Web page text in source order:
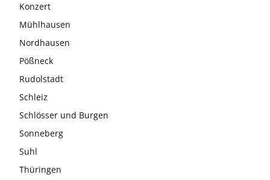
Konzert
Mühlhausen
Nordhausen
Pößneck
Rudolstadt
Schleiz
Schlösser und Burgen
Sonneberg
Suhl
Thüringen